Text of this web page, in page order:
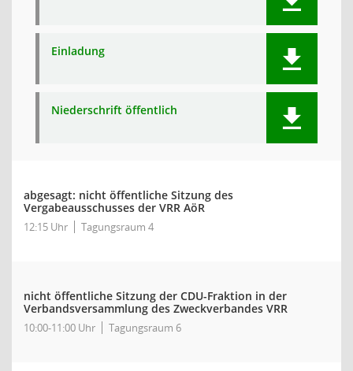
Einladung
Niederschrift öffentlich
abgesagt: nicht öffentliche Sitzung des
Vergabeausschusses der VRR AöR
12:15 Uhr Tagungsraum 4
nicht öffentliche Sitzung der CDU-Fraktion in der
Verbandsversammlung des Zweckverbandes VRR
10:00-11:00 Uhr Tagungsraum 6